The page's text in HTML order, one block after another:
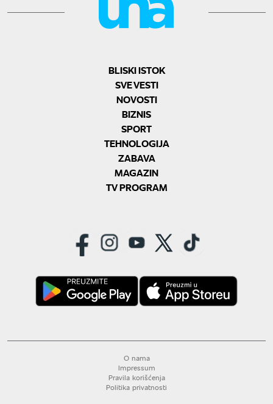
BLISKI ISTOK
SVE VESTI
NOVOSTI
BIZNIS
SPORT
TEHNOLOGIJA
ZABAVA
MAGAZIN
TV PROGRAM
O nama
Impressum
Pravila korišćenja
Politika privatnosti